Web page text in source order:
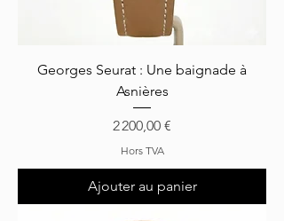
Georges Seurat : Une baignade à
Asnières
Prix
2 200,00 €
Hors TVA
Ajouter au panier